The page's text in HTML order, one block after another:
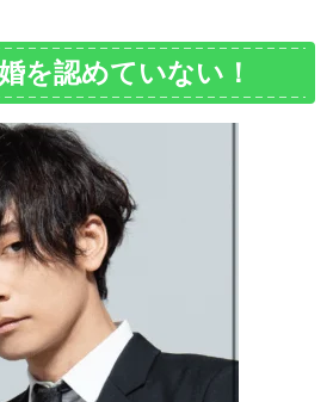
を認めていない！